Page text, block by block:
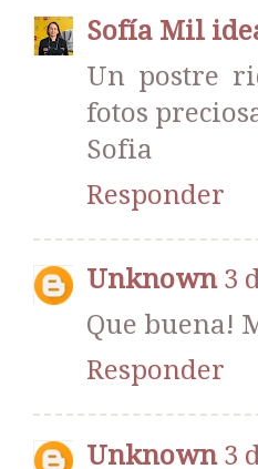
Sofía Mil
Un postre
fotos
Sofia
Responder
Unknown 3
Que buena!
Responder
Unknown 3